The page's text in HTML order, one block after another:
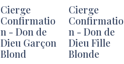
Cierge
Confirmatio
n - Don de
Dieu Garçon
Blond
Cierge
Confirmatio
n - Don de
Dieu Fille
Blonde